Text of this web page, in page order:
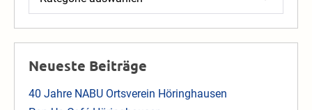
Neueste Beiträge
40 Jahre NABU Ortsverein Höringhausen